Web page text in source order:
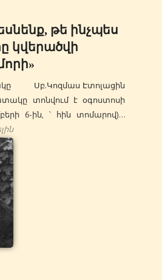
թե ինչպես
կվերածվի
Սբ.Կոզմաս Էտոլացին
տոնվում է օգոստոսի
6-ին, ՝ հին տոմարով)…